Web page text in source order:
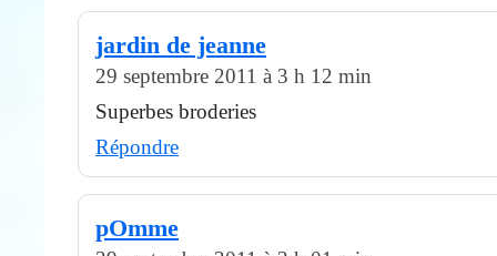
jardin de jeanne
29 septembre 2011 à 3 h 12 min
Superbes broderies
Répondre
pOmme